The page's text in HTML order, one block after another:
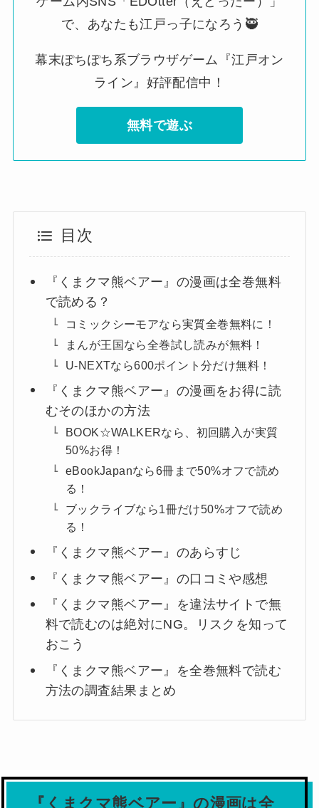
で、あなたも江戸っ子になろう🥷
幕末ぽちぽち系ブラウザゲーム『江戸オン
ライン』好評配信中！
無料で遊ぶ
目次
『くまクマ熊ベアー』の漫画は全巻無料
で読める？
コミックシーモアなら実質全巻無料に！
まんが王国なら全巻試し読みが無料！
U-NEXTなら600ポイント分だけ無料！
『くまクマ熊ベアー』の漫画をお得に読
むそのほかの方法
BOOK☆WALKERなら、初回購入が実質
50%お得！
eBookJapanなら6冊まで50%オフで読め
る！
ブックライブなら1冊だけ50%オフで読め
る！
『くまクマ熊ベアー』のあらすじ
『くまクマ熊ベアー』の口コミや感想
『くまクマ熊ベアー』を違法サイトで無
料で読むのは絶対にNG。リスクを知って
おこう
『くまクマ熊ベアー』を全巻無料で読む
方法の調査結果まとめ
『くまクマ熊ベアー』の漫画は全